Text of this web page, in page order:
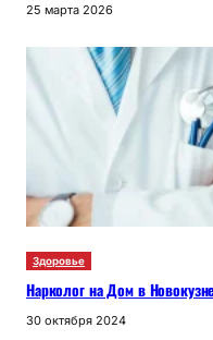
25 марта 2026
Здоровье
Нарколог на Дом в
30 октября 2024